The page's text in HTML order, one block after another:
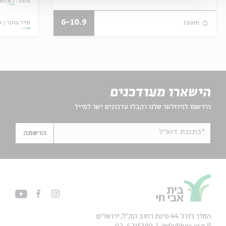
zoom
6-10.9
מתוך:
סדר בוקר
הישארו מעודכנים
הירשמו לניוזלטר שלנו וקבלו עדכונים ישר למייל
*כתובת דוא"ל הרשמה
המלך ג'ורג' 44 פינת רחוב קק״ל, ירושלים